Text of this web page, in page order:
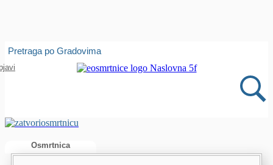
Otvori
Pretraga po Gradovima
Osmrtnica